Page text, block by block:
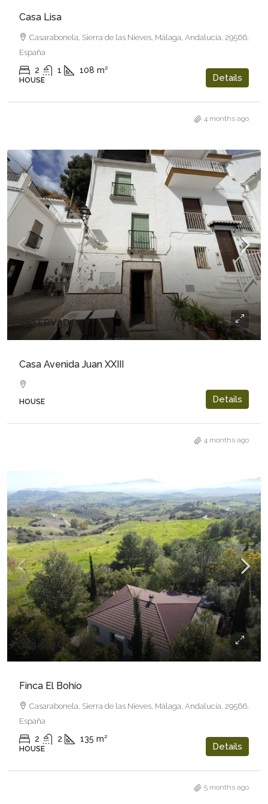
Casa Lisa
Casarabonela, Sierra de las Nieves, Málaga, Andalucía, 29566,
España
2 1 108 m²
HOUSE Details
4 months ago
RESERVADO
Casa Avenida Juan XXIII
HOUSE Details
4 months ago
349.950€
Finca El Bohío
Casarabonela, Sierra de las Nieves, Málaga, Andalucía, 29566,
España
2 2 135 m²
HOUSE Details
5 months ago